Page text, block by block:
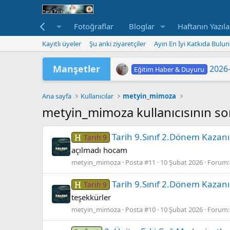
Makaleler Fotoğraflar Bloglar Haftanın
Kayıtlı üyeler Şu anki ziyaretçiler Ayın En İyi Katkıda
Manşetler
Eğitim Haber & Duyuru
Eğitim Haber & Duyuru
Eğitim Haber & Duyuru
Eğitim Haber & Duyuru
TÜRKİYE YÜZYILI
Eğitim Haber & Duyuru
2026 Yükseköğretim
Eğitim Haber & Duyuru
Eğitim Haber & Duyuru
2026 HAZİRAN DÖNEMİ
Ana sayfa Kullanıcılar metyin_mimoza
metyin_mimoza kullanıcısının
Tarih 9 Tarih 9.Sınıf 2.Dönem
açılmadı hocam
metyin_mimoza Posta #11 10 Şubat 2026 Forum:
Tarih 9 Tarih 9.Sınıf 2.Dönem
teşekkürler
metyin_mimoza Posta #10 10 Şubat 2026 Forum: